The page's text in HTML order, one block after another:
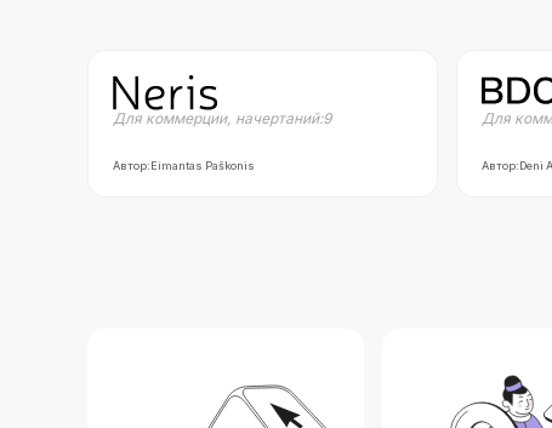
Для коммерции, начертаний:9
Автор:Eimantas Paškonis
Для
Автор:Deni